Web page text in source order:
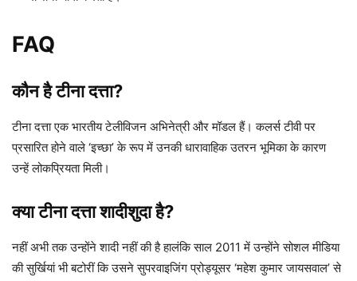
FAQ
कौन है टीना दत्ता?
टीना दत्ता एक भारतीय टेलीविजन अभिनेत्री और मॉडल हैं। कलर्स टीवी पर
प्रसारित होने वाले ‘इच्छा’ के रूप में उनकी धारावाहिक उतरन भूमिका के कारण
उन्हें लोकप्रियता मिली।
क्या टीना दत्ता शादीशुदा है?
नहीं अभी तक उन्होंने शादी नहीं की है हालंकि साल 2011 में उन्होंने सोशल मीडिया
की सुर्खियां भी बटोरीं कि उसने सुपरवाइजिंग प्रोड्यूसर ‘महेश कुमार जायसवाल’ से